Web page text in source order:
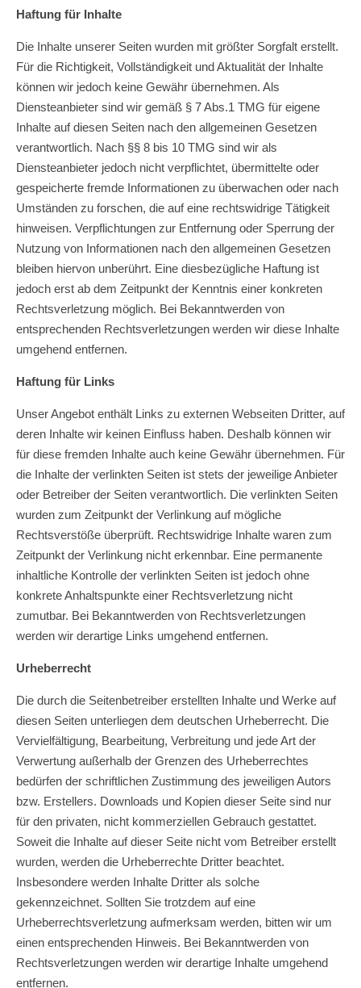
Haftung für Inhalte
Die Inhalte unserer Seiten wurden mit größter Sorgfalt erstellt.
Für die Richtigkeit, Vollständigkeit und Aktualität der Inhalte
können wir jedoch keine Gewähr übernehmen. Als
Diensteanbieter sind wir gemäß § 7 Abs.1 TMG für eigene
Inhalte auf diesen Seiten nach den allgemeinen Gesetzen
verantwortlich. Nach §§ 8 bis 10 TMG sind wir als
Diensteanbieter jedoch nicht verpflichtet, übermittelte oder
gespeicherte fremde Informationen zu überwachen oder nach
Umständen zu forschen, die auf eine rechtswidrige Tätigkeit
hinweisen. Verpflichtungen zur Entfernung oder Sperrung der
Nutzung von Informationen nach den allgemeinen Gesetzen
bleiben hiervon unberührt. Eine diesbezügliche Haftung ist
jedoch erst ab dem Zeitpunkt der Kenntnis einer konkreten
Rechtsverletzung möglich. Bei Bekanntwerden von
entsprechenden Rechtsverletzungen werden wir diese Inhalte
umgehend entfernen.
Haftung für Links
Unser Angebot enthält Links zu externen Webseiten Dritter, auf
deren Inhalte wir keinen Einfluss haben. Deshalb können wir
für diese fremden Inhalte auch keine Gewähr übernehmen. Für
die Inhalte der verlinkten Seiten ist stets der jeweilige Anbieter
oder Betreiber der Seiten verantwortlich. Die verlinkten Seiten
wurden zum Zeitpunkt der Verlinkung auf mögliche
Rechtsverstöße überprüft. Rechtswidrige Inhalte waren zum
Zeitpunkt der Verlinkung nicht erkennbar. Eine permanente
inhaltliche Kontrolle der verlinkten Seiten ist jedoch ohne
konkrete Anhaltspunkte einer Rechtsverletzung nicht
zumutbar. Bei Bekanntwerden von Rechtsverletzungen
werden wir derartige Links umgehend entfernen.
Urheberrecht
Die durch die Seitenbetreiber erstellten Inhalte und Werke auf
diesen Seiten unterliegen dem deutschen Urheberrecht. Die
Vervielfältigung, Bearbeitung, Verbreitung und jede Art der
Verwertung außerhalb der Grenzen des Urheberrechtes
bedürfen der schriftlichen Zustimmung des jeweiligen Autors
bzw. Erstellers. Downloads und Kopien dieser Seite sind nur
für den privaten, nicht kommerziellen Gebrauch gestattet.
Soweit die Inhalte auf dieser Seite nicht vom Betreiber erstellt
wurden, werden die Urheberrechte Dritter beachtet.
Insbesondere werden Inhalte Dritter als solche
gekennzeichnet. Sollten Sie trotzdem auf eine
Urheberrechtsverletzung aufmerksam werden, bitten wir um
einen entsprechenden Hinweis. Bei Bekanntwerden von
Rechtsverletzungen werden wir derartige Inhalte umgehend
entfernen.